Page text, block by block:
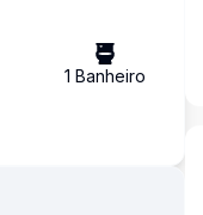
1 Banheiro